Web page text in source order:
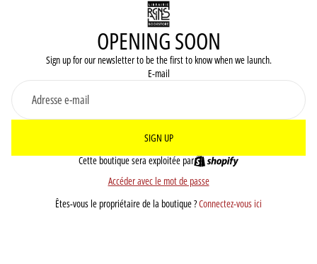
OPENING SOON
Sign up for our newsletter to be the first to know when we launch.
E-mail
SIGN UP
Cette boutique sera exploitée par
Accéder avec le mot de passe
Êtes-vous le propriétaire de la boutique ?Connectez-vous ici